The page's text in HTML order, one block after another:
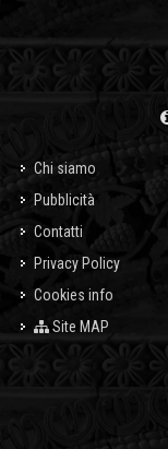
Chi siamo
Pubblicità
Contatti
Privacy Policy
Cookies info
Site MAP